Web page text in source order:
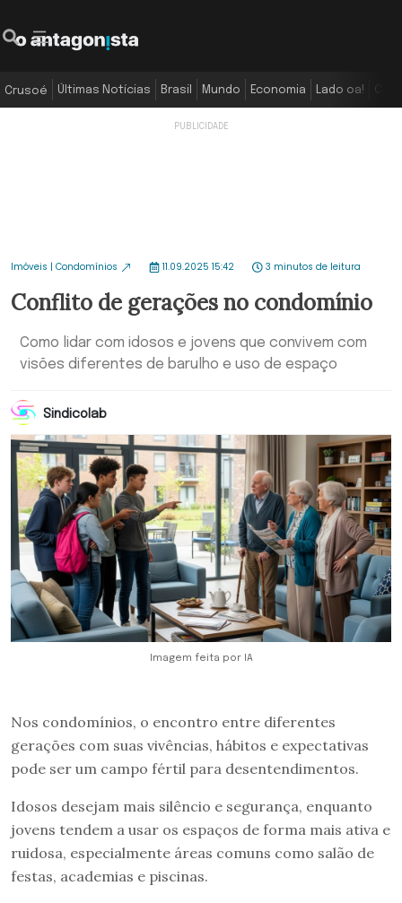
Crusoé Últimas Notícias Brasil Mundo Economia Lado oa!
Imóveis | Condomínios 11.09.2025 15:42 3 minutos de leitura
Conflito de gerações no condomínio
Como lidar com idosos e jovens que convivem com
visões diferentes de barulho e uso de espaço
Sindicolab
Imagem feita por IA
Nos condomínios, o encontro entre diferentes
gerações com suas vivências, hábitos e expectativas
pode ser um campo fértil para desentendimentos.
Idosos desejam mais silêncio e segurança, enquanto
jovens tendem a usar os espaços de forma mais ativa e
ruidosa, especialmente áreas comuns como salão de
festas, academias e piscinas.